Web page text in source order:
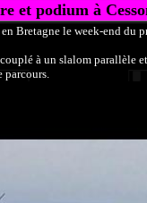
et podium à
Bretagne le week-end du
à un slalom parallèle
parcours.